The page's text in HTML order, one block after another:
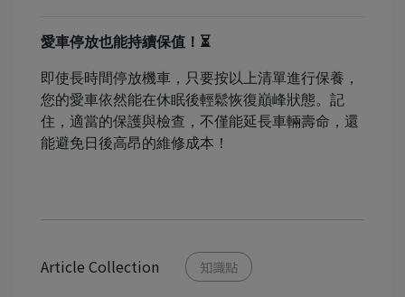
愛車停放也能持續保值！⏳
即使長時間停放機車，只要按以上清單進行保養，
您的愛車依然能在休眠後輕鬆恢復巔峰狀態。記
住，適當的保護與檢查，不僅能延長車輛壽命，還
能避免日後高昂的維修成本！
Article Collection 知識點